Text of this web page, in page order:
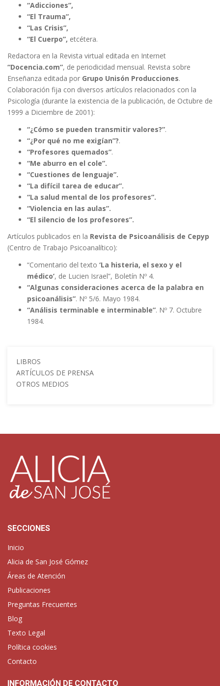
“Adicciones”,
“El Trauma”,
“Las Crisis”,
“El Cuerpo”, etcétera.
Redactora en la Revista virtual editada en Internet
“Docencia.com”, de periodicidad mensual. Revista sobre
Enseñanza editada por Grupo Unisón Producciones.
Colaboración fija con diversos artículos relacionados con la
Psicología (durante la existencia de la publicación, de Octubre de
1999 a Diciembre de 2001):
“¿Cómo se pueden transmitir valores?”.
“¿Por qué no me exigían”?.
“Profesores quemados”.
“Me aburro en el cole”.
“Cuestiones de lenguaje”.
“La difícil tarea de educar”.
“La salud mental de los profesores”.
“Violencia en las aulas”.
“El silencio de los profesores”.
Artículos publicados en la Revista de Psicoanálisis de Cepyp
(Centro de Trabajo Psicoanalítico):
“Comentario del texto ‘La histeria, el sexo y el
médico’, de Lucien Israel”, Boletín Nº 4.
“Algunas consideraciones acerca de la palabra en
psicoanálisis”. Nº 5/6. Mayo 1984.
“Análisis terminable e interminable”. Nº 7. Octubre
1984.
LIBROS
ARTÍCULOS DE PRENSA
OTROS MEDIOS
SECCIONES
Inicio
Alicia de San José Gómez
Áreas de Atención
Publicaciones
Preguntas Frecuentes
Blog
Texto Legal
Política cookies
Contacto
INFORMACIÓN DE CONTACTO